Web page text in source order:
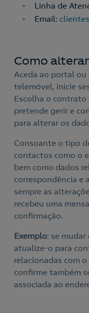
Linha de
Email:
Como
Aceda ao portal ou
telemóvel, inicie
Escolha o
pretende gerir e
para alterar os
Consoante o tipo
contactos como o
bem como dados
correspondência e
sempre as
recebeu uma
confirmação.
Exemplo: se
atualize-o para
relacionadas com
confirme também
associada ao